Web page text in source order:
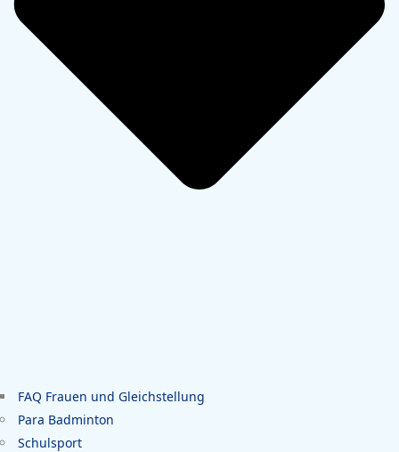
FAQ Frauen und Gleichstellung
Para Badminton
Schulsport